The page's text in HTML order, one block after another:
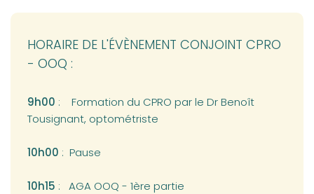
HORAIRE DE L'ÉVÈNEMENT CONJOINT CPRO
- OOQ :
9h00 : Formation du CPRO par le Dr Benoît
Tousignant, optométriste
10h00 : Pause
10h15 : AGA OOQ - 1ère partie